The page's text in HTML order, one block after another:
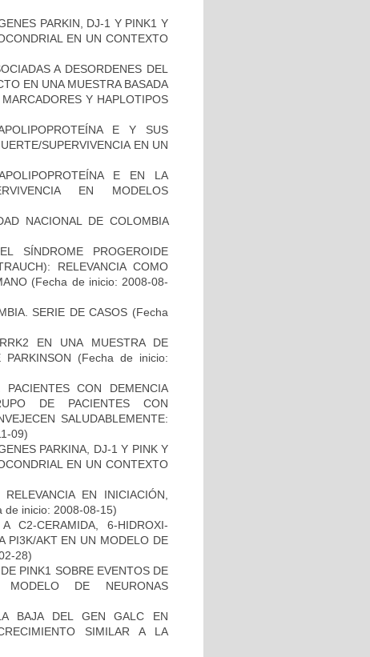
PARKIN, DJ-1 Y PINK1 Y
EN UN CONTEXTO
A DESORDENES DEL
EN UNA MUESTRA BASADA
Y HAPLOTIPOS
E Y SUS
SUPERVIVENCIA EN UN
E EN LA
EN MODELOS
NACIONAL DE COLOMBIA
SÍNDROME PROGEROIDE
RELEVANCIA COMO
(Fecha de inicio: 2008-08-
SERIE DE CASOS (Fecha
EN UNA MUESTRA DE
(Fecha de inicio:
CON DEMENCIA
DE PACIENTES CON
SALUDABLEMENTE:
09)
PARKINA, DJ-1 Y PINK Y
EN UN CONTEXTO
EN INICIACIÓN,
de inicio: 2008-08-15)
C2-CERAMIDA, 6-HIDROXI-
PI3K/AKT EN UN MODELO DE
28)
PINK1 SOBRE EVENTOS DE
DE NEURONAS
BAJA DEL GEN GALC EN
SIMILAR A LA